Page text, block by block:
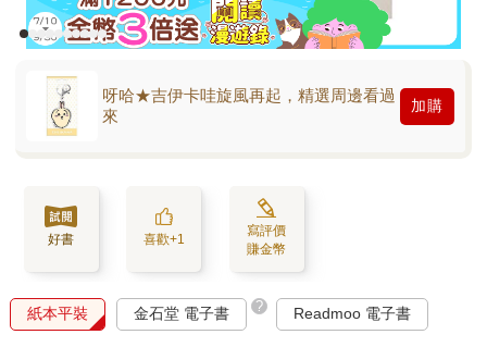
呀哈★吉伊卡哇旋風再起，精選周邊看過
來
加購
好書 喜歡+1
寫評價
賺金幣
紙本平裝 金石堂 電子書 ? Readmoo 電子書